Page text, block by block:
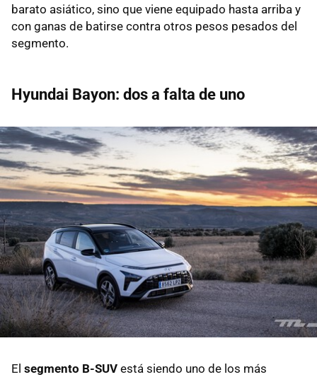
barato asiático, sino que viene equipado hasta arriba y
con ganas de batirse contra otros pesos pesados del
segmento.
Hyundai Bayon: dos a falta de uno
El segmento B-SUV está siendo uno de los más